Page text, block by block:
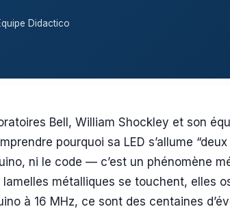
Didactico
Bell, William Shockley et son
pourquoi sa LED s’allume
ni le code — c’est un phénomène
lamelles métalliques se touchent, elles
à 16 MHz, ce sont des centaines